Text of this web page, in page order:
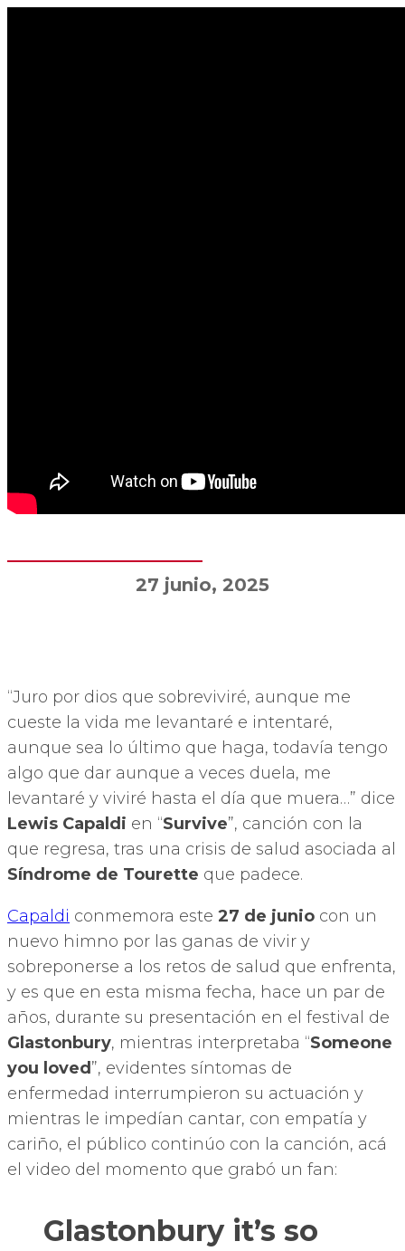
27 junio, 2025
“Juro por dios que sobreviviré, aunque me
cueste la vida me levantaré e intentaré,
aunque sea lo último que haga, todavía tengo
algo que dar aunque a veces duela, me
levantaré y viviré hasta el día que muera…” dice
Lewis Capaldi en “Survive”, canción con la
que regresa, tras una crisis de salud asociada al
Síndrome de Tourette que padece.
Capaldi conmemora este 27 de junio con un
nuevo himno por las ganas de vivir y
sobreponerse a los retos de salud que enfrenta,
y es que en esta misma fecha, hace un par de
años, durante su presentación en el festival de
Glastonbury, mientras interpretaba “Someone
you loved”, evidentes síntomas de
enfermedad interrumpieron su actuación y
mientras le impedían cantar, con empatía y
cariño, el público continúo con la canción, acá
el video del momento que grabó un fan:
Glastonbury it’s so